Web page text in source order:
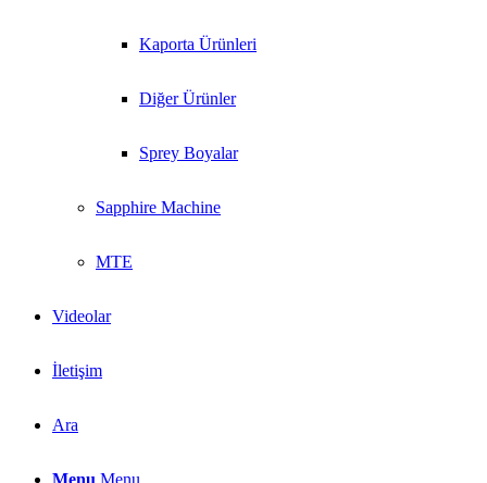
Kaporta Ürünleri
Diğer Ürünler
Sprey Boyalar
Sapphire Machine
MTE
Videolar
İletişim
Ara
Menu Menu